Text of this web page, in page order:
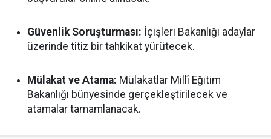
Güvenlik Soruşturması: İçişleri Bakanlığı adaylar
üzerinde titiz bir tahkikat yürütecek.
Mülakat ve Atama: Mülakatlar Millî Eğitim
Bakanlığı bünyesinde gerçekleştirilecek ve
atamalar tamamlanacak.